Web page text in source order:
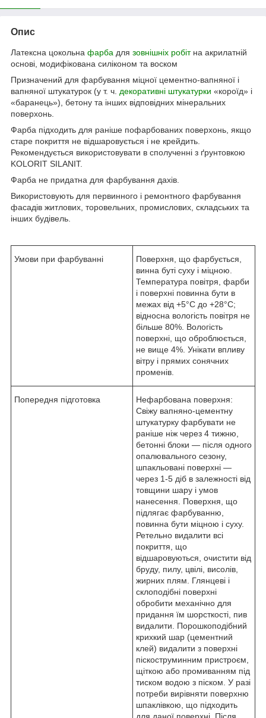
Опис
Латексна цокольна фарба для зовнішніх робітна акрилатній
основі, модифікована силіконом та воском
Призначений для фарбування міцної цементно-вапняної і
вапняної штукатурок (у т. ч. декоративні штукатурки «короїд» і
«баранець»), бетону та інших відповідних мінеральних
поверхонь.
Фарба підходить для раніше пофарбованих поверхонь, якщо
старе покриття не відшаровується і не крейдить.
Рекомендується використовувати в сполученні з ґрунтовкою
KOLORIT SILANIT.
Фарба не придатна для фарбування дахів.
Використовують для первинного і ремонтного фарбування
фасадів житлових, торовельних, промислових, складських та
інших будівель.
Умови при фарбуванні
Поверхня, що фарбується,
винна буті суху і міцною.
Температура повітря, фарби
і поверхні повинна бути в
межах від +5°С до +28°С;
відносна вологість повітря не
більше 80%. Вологість
поверхні, що оброблюється,
не вище 4%. Унікати впливу
вітру і прямих сонячних
променів.
Попередня підготовка
Нефарбована поверхня:
Свіжу вапняно-цементну
штукатурку фарбувати не
раніше ніж через 4 тижню,
бетонні блоки — після одного
опалювального сезону,
шпакльовані поверхні —
через 1-5 діб в залежності від
товщини шару і умов
нанесення. Поверхня, що
підлягає фарбуванню,
повинна бути міцною і суху.
Ретельно видалити всі
покриття, що
відшаровуються, очистити від
бруду, пилу, цвілі, висолів,
жирних плям. Глянцеві і
склоподібні поверхні
обробити механічно для
придання їм шорсткості, пив
видалити. Порошкоподібний
крихкий шар (цементний
клей) видалити з поверхні
піскоструминним пристроєм,
щіткою або промиванням під
тиском водою з піском. У разі
потреби вирівняти поверхню
шпаклівкою, що підходить
для даної поверхні. Після